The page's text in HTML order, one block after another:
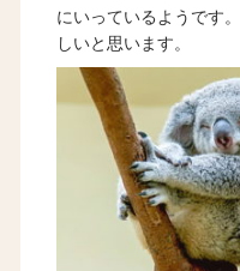
にいっているようです。
しいと思います。